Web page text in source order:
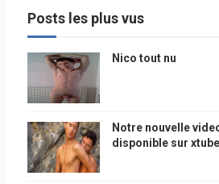
Posts les plus vus
Nico tout nu
Notre nouvelle
disponible sur